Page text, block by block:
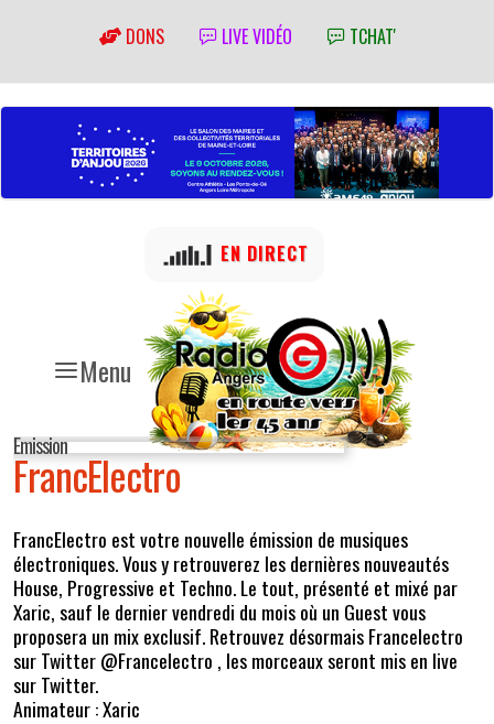
DONS LIVE VIDÉO TCHAT'
Menu
EN DIRECT
Emission
FrancElectro
FrancElectro est votre nouvelle émission de musiques
électroniques. Vous y retrouverez les dernières nouveautés
House, Progressive et Techno. Le tout, présenté et mixé par
Xaric, sauf le dernier vendredi du mois où un Guest vous
proposera un mix exclusif. Retrouvez désormais Francelectro
sur Twitter @Francelectro , les morceaux seront mis en live
sur Twitter.
Animateur : Xaric